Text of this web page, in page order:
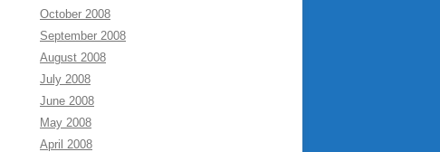
October 2008
September 2008
August 2008
July 2008
June 2008
May 2008
April 2008